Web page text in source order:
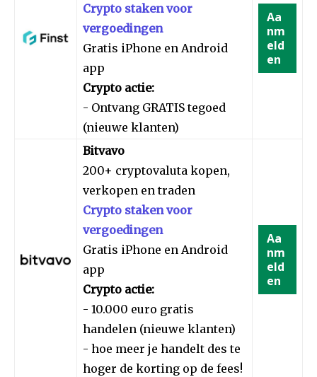
Crypto staken voor
vergoedingen
Gratis iPhone en Android
app
Crypto actie:
- Ontvang GRATIS tegoed
(nieuwe klanten)
Aa
nm
eld
en
Bitvavo
200+ cryptovaluta kopen,
verkopen en traden
Crypto staken voor
vergoedingen
Gratis iPhone en Android
app
Crypto actie:
- 10.000 euro gratis
handelen (nieuwe klanten)
- hoe meer je handelt des te
hoger de korting op de fees!
Aa
nm
eld
en